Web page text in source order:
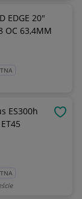
EDGE 20"
OC 63,4MM
ES300h